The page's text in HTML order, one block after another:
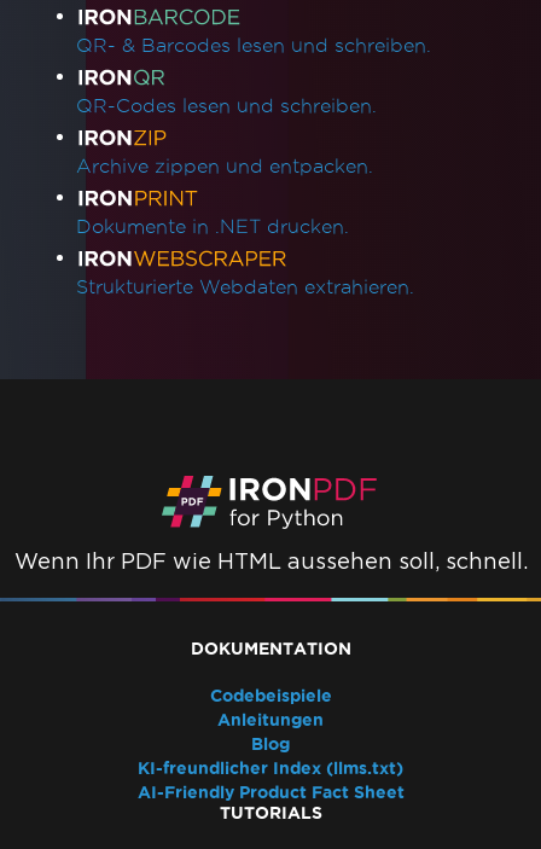
QR- & Barcodes lesen und schreiben.
QR-Codes lesen und schreiben.
Archive zippen und entpacken.
Dokumente in .NET drucken.
Strukturierte Webdaten extrahieren.
Wenn Ihr PDF wie HTML aussehen soll, schnell.
DOKUMENTATION
Codebeispiele
Anleitungen
Blog
KI-freundlicher Index (llms.txt)
AI-Friendly Product Fact Sheet
TUTORIALS